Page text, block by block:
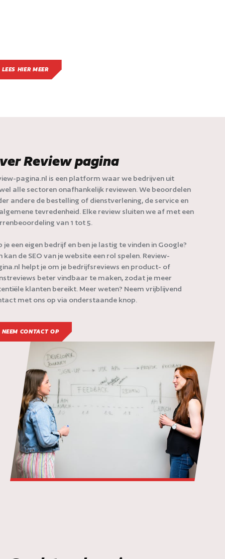
LEES HIER MEER
Review pagina
pagina.nl is een platform waar we bedrijven uit
alle sectoren onafhankelijk reviewen. We beoordelen
andere de bestelling of dienstverlening, de service en
tevredenheid. Elke review sluiten we af met een
van 1 tot 5.
je een eigen bedrijf en ben je lastig te vinden in Google?
kan de SEO van je website een rol spelen. Review-
helpt je om je bedrijfsreviews en product- of
beter vindbaar te maken, zodat je meer
klanten bereikt. Meer weten? Neem vrijblijvend
met ons op via onderstaande knop.
NEEM CONTACT OP